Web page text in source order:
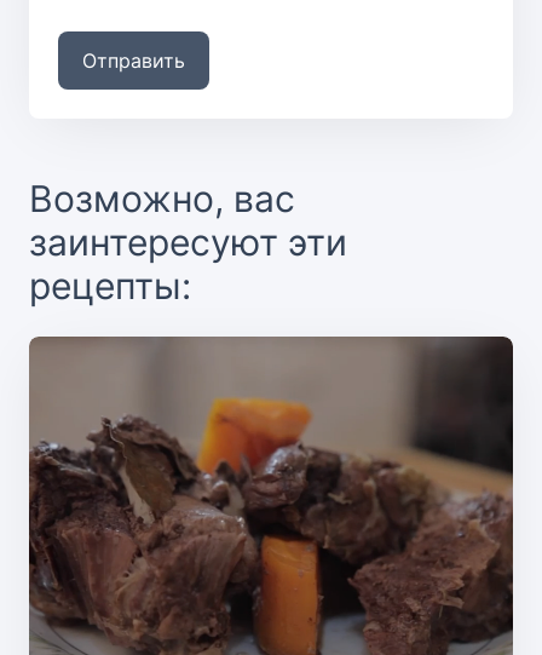
Отправить
Возможно, вас
заинтересуют эти
рецепты: